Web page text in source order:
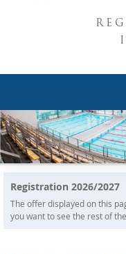
Registration 2026/2027
The offer displayed on this
you want to see the rest of